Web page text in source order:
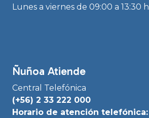
Lunes a viernes de 09:00 a 13:30
Ñuñoa Atiende
Central Telefónica
(+56) 2 33 222 000
Horario de atención telefónica: